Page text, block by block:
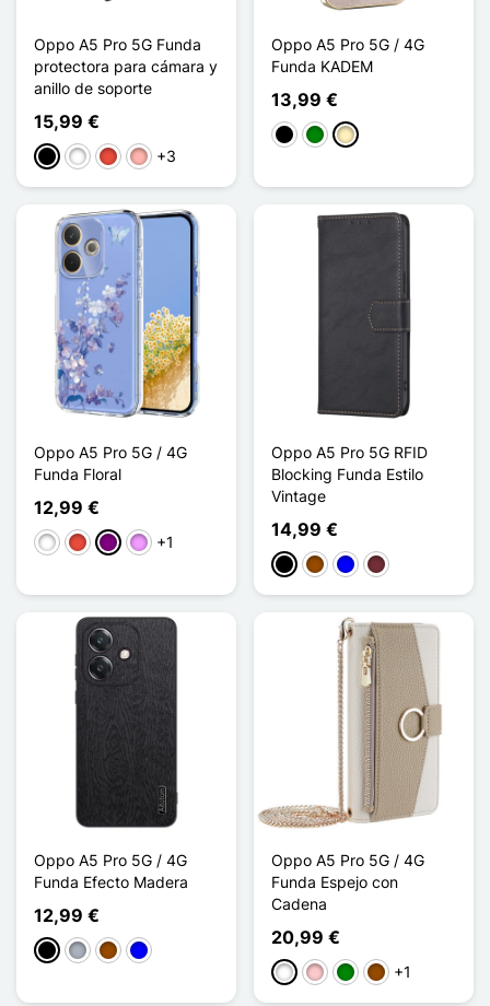
Oppo A5 Pro 5G Funda
protectora para cámara y
anillo de soporte
15,99 €
NegroBlancoRojoOro rosa
+3
Oppo A5 Pro 5G / 4G
Funda KADEM
13,99 €
NegroVerdeOro
Oppo A5 Pro 5G / 4G
Funda Floral
12,99 €
BlancoRojoPúrpuraMorado claro
+1
Oppo A5 Pro 5G RFID
Blocking Funda Estilo
Vintage
14,99 €
NegroMarrón
AzulRouge Vin
Oppo A5 Pro 5G / 4G
Funda Efecto Madera
12,99 €
NegroGris Marrón
Azul
Oppo A5 Pro 5G / 4G
Funda Espejo con
Cadena
20,99 €
BlancoRosaVerdeMarrón
+1